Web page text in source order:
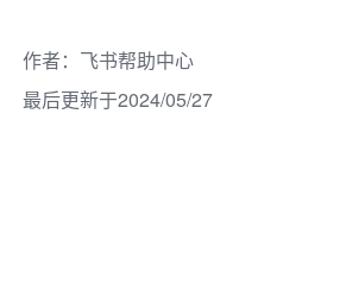
作者： 飞书帮助中心
最后更新于2024/05/27